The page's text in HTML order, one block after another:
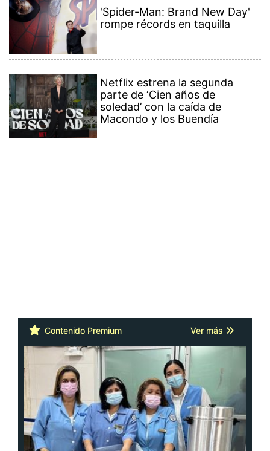
'Spider-Man: Brand New Day'
rompe récords en taquilla
Netflix estrena la segunda
parte de ‘Cien años de
soledad’ con la caída de
Macondo y los Buendía
Contenido Premium Ver más